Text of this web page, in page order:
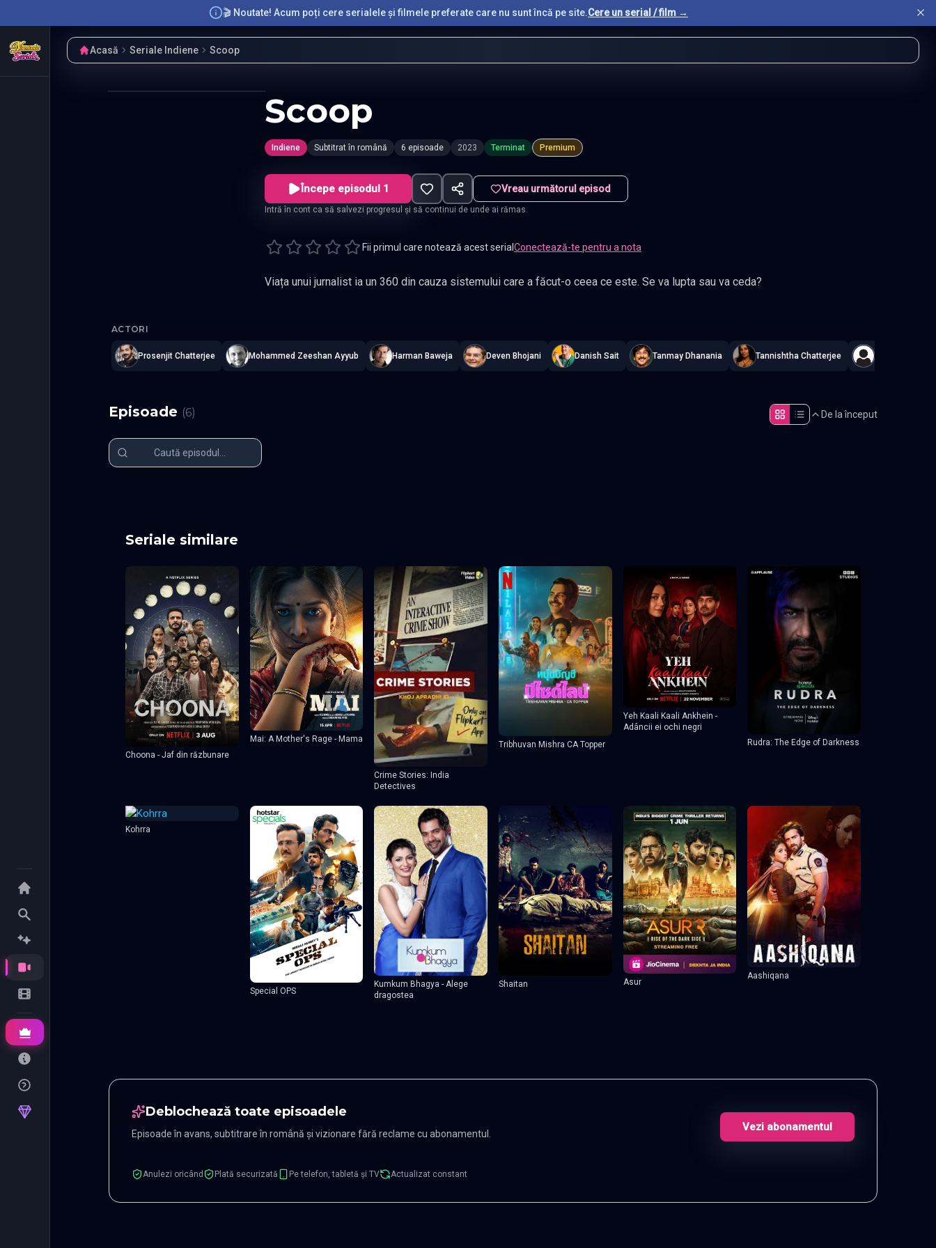
🎬 Noutate! Acum poți cere serialele și filmele preferate care nu sunt încă pe site.Cere un serial / film →
Acasă Seriale Indiene Scoop
Scoop
Indiene Subtitrat în română 6 episoade 2023 Terminat Premium
Începe episodul 1 Vreau următorul episod
Intră în cont ca să salvezi progresul și să continui de unde ai rămas.
Fii primul care notează acest serial Conectează-te pentru a nota
Viața unui jurnalist ia un 360 din cauza sistemului care a făcut-o ceea ce este. Se va lupta sau va ceda?
ACTORI
Prosenjit Chatterjee Mohammed Zeeshan Ayyub Harman Baweja Deven Bhojani Danish Sait Tanmay Dhanania Tannishtha Chatterjee
Episoade (6) De la început
Seriale similare
Choona - Jaf din răzbunare
Mai: A Mother's Rage - Mama
Crime Stories: India
Detectives
Tribhuvan Mishra CA Topper
Yeh Kaali Kaali Ankhein -
Adâncii ei ochi negri
Rudra: The Edge of Darkness
Kohrra
Special OPS
Kumkum Bhagya - Alege
dragostea
Shaitan Asur
Aashiqana
Deblochează toate episoadele
Episoade în avans, subtitrare în română și vizionare fără reclame cu abonamentul.
Vezi abonamentul
Anulezi oricând Plată securizată Pe telefon, tabletă și TV Actualizat constant